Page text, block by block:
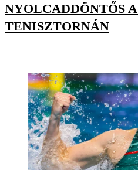
NYOLCADDÖNTŐS
TENISZTORNÁN